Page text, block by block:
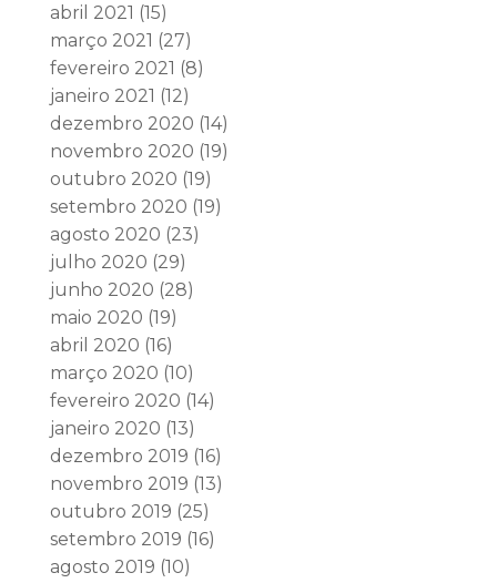
abril 2021 (15)
março 2021 (27)
fevereiro 2021 (8)
janeiro 2021 (12)
dezembro 2020 (14)
novembro 2020 (19)
outubro 2020 (19)
setembro 2020 (19)
agosto 2020 (23)
julho 2020 (29)
junho 2020 (28)
maio 2020 (19)
abril 2020 (16)
março 2020 (10)
fevereiro 2020 (14)
janeiro 2020 (13)
dezembro 2019 (16)
novembro 2019 (13)
outubro 2019 (25)
setembro 2019 (16)
agosto 2019 (10)